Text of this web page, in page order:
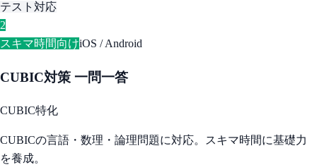
テスト対応
2
スキマ時間向けiOS / Android
CUBIC対策 一問一答
CUBIC特化
CUBICの言語・数理・論理問題に対応。スキマ時間に基礎力
を養成。